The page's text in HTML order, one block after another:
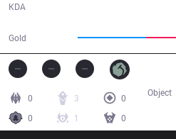
KDA
Gold
0 3
0
0
1 0
Object